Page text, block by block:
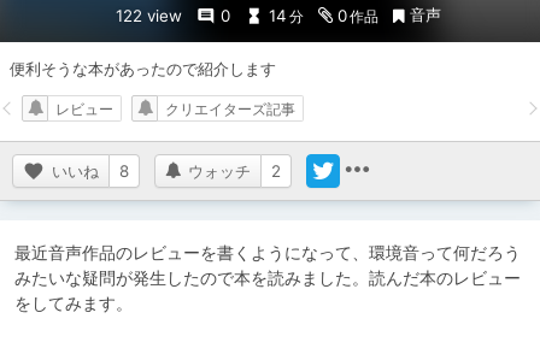
122 view
0 14 分 0作品 音声
便利そうな本があったので紹介します
いいね 8 ウォッチ 2
レビュー クリエイターズ記事
最近音声作品のレビューを書くようになって、環境音って何だろう
みたいな疑問が発生したので本を読みました。読んだ本のレビュー
をしてみます。